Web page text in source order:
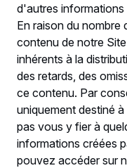
d'autres informations
En raison du nombre
contenu de notre
inhérents à la
des retards, des
ce contenu. Par
uniquement destiné
pas vous y fier à
informations créées
pouvez accéder sur